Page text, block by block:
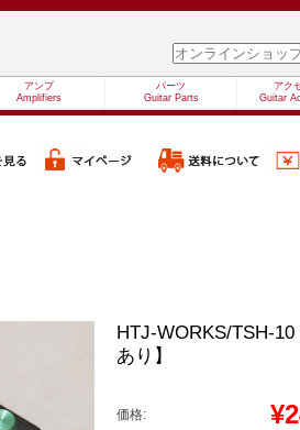
アンプ
Amplifiers
パーツ
Guitar Parts
アク
Guitar
HTJ-WORKS/TSH-
あり】
価格: